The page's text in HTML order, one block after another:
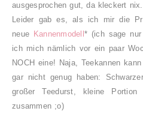
ausgesprochen gut, da kleckert nix.
Leider gab es, als ich mir die
neue Kannenmodell * (ich sage
ich mich nämlich vor ein paar
NOCH eine! Naja, Teekannen
gar nicht genug haben:
großer Teedurst, kleine
zusammen ;o)